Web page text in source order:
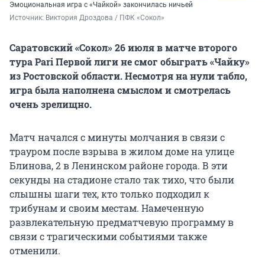
Эмоциональная игра с «Чайкой» закончилась ничьей
Источник: Виктория Дроздова / ПФК «Сокол»
Саратовский «Сокол» 26 июля в матче второго
тура Pari Первой лиги не смог обыграть «Чайку»
из Ростовской области. Несмотря на нули табло,
игра была наполнена смыслом и смотрелась
очень зрелищно.
Матч начался с минуты молчания в связи с
трауром после взрыва в жилом доме на улице
Блинова, 2 в Ленинском районе города. В эти
секунды на стадионе стало так тихо, что были
слышны шаги тех, кто только подходил к
трибунам и своим местам. Намеченную
развлекательную предматчевую программу в
связи с трагическими событиями также
отменили.